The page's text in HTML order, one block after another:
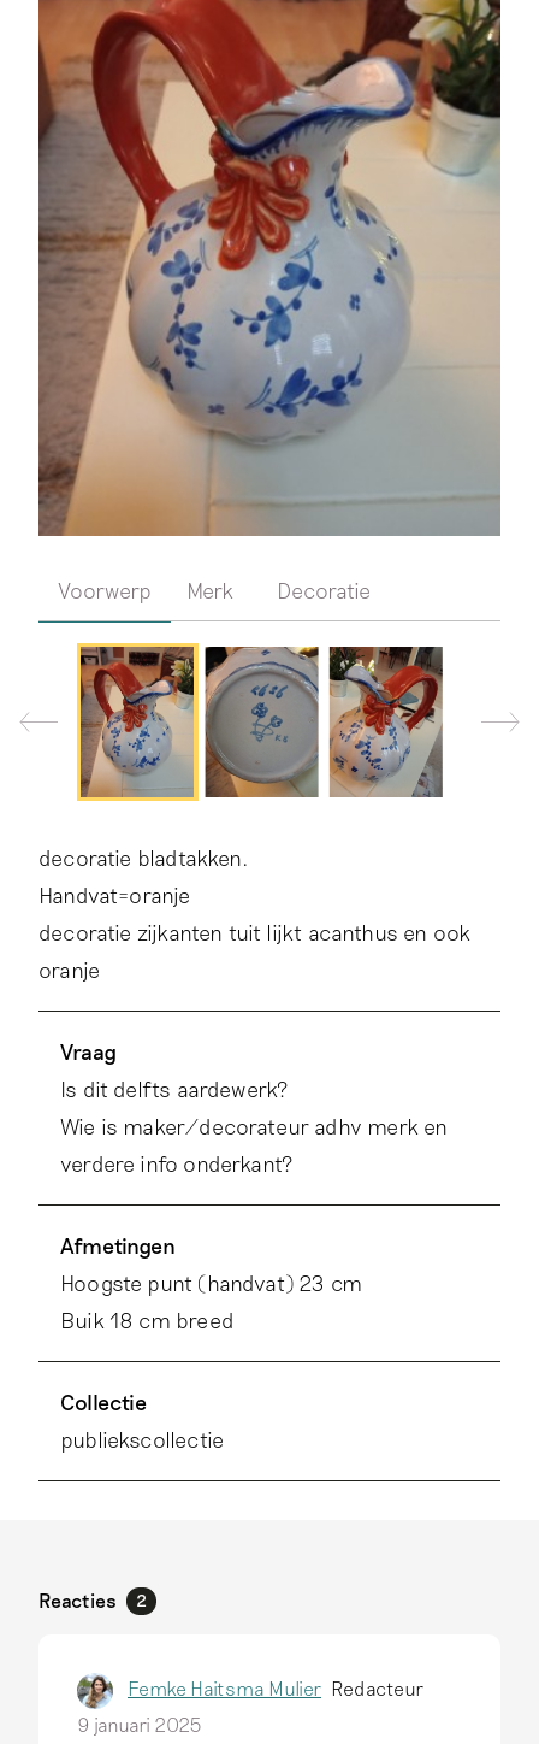
Voorwerp Merk Decoratie
decoratie bladtakken.
Handvat=oranje
decoratie zijkanten tuit lijkt acanthus en ook
oranje
Vraag
Is dit delfts aardewerk?
Wie is maker/decorateur adhv merk en
verdere info onderkant?
Afmetingen
Hoogste punt (handvat) 23 cm
Buik 18 cm breed
Collectie
publiekscollectie
Reacties 2
Femke Haitsma Mulier Redacteur
9 januari 2025